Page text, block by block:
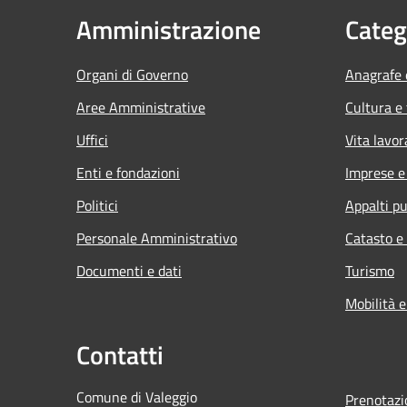
Amministrazione
Organi di Governo
Aree Amministrative
Uffici
Enti e fondazioni
Politici
Personale Amministrativo
Documenti e dati
Cultura
Vita
Imprese
Appalti
Catasto
Turismo
Mobilità
Contatti
Comune di Valeggio